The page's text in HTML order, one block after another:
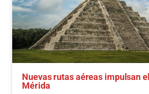
Nuevas rutas aéreas impulsan
Mérida